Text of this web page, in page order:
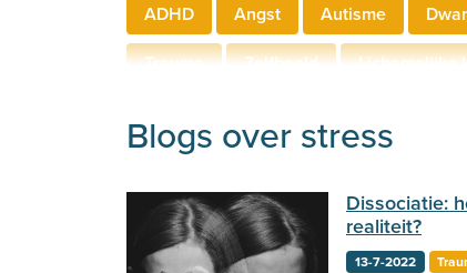
ADHD Angst Autisme
Trauma
Zelfbeeld Lichamelijke
Blogs over stress
Dissociatie:
realiteit?
13-7-2022